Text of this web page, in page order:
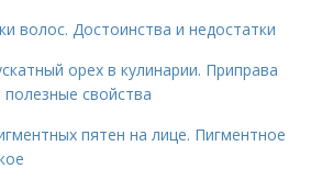
волос. Достоинства и недостатки
орех в кулинарии. Приправа
свойства
пятен на лице. Пигментное